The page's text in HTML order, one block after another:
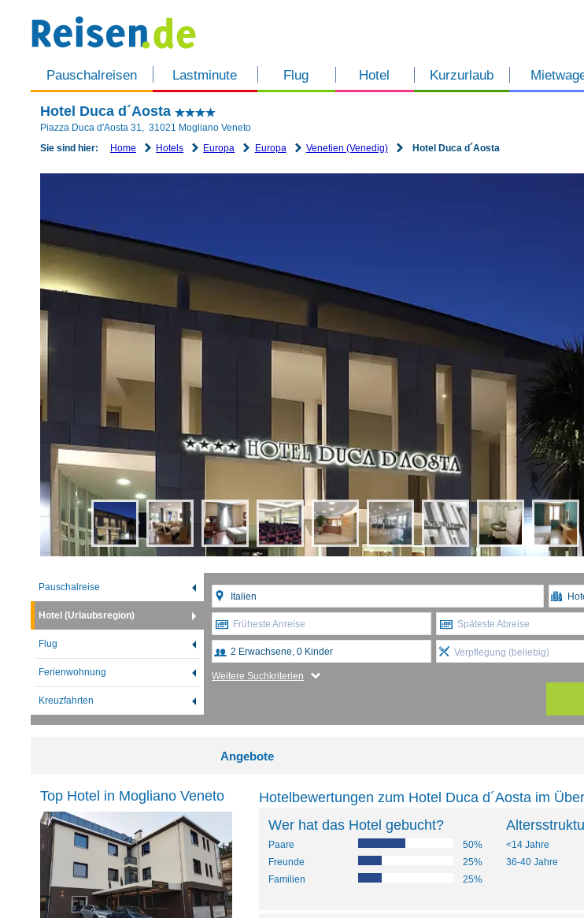
Pauschalreisen Lastminute Flug Hotel Kurzurlaub
Hotel Duca d´Aosta
Piazza Duca d'Aosta 31, 31021 Mogliano Veneto
Sie sind hier:
Home Hotels Europa Europa Venetien (Venedig) Hotel Duca d´Aosta
Pauschalreise
Hotel (Urlaubsregion)
Flug
Ferienwohnung
Kreuzfahrten
Früheste Anreise Späteste Abreise
Verpflegung (beliebig)
Weitere Suchkriterien
Angebote
Hotelbewertungen zum Hotel Duca d´Aosta im
Wer hat das Hotel gebucht?
Paare
50%
Freunde
25%
Familien
25%
<14 Jahre
36-40 Jahre
Top Hotel in Mogliano Veneto